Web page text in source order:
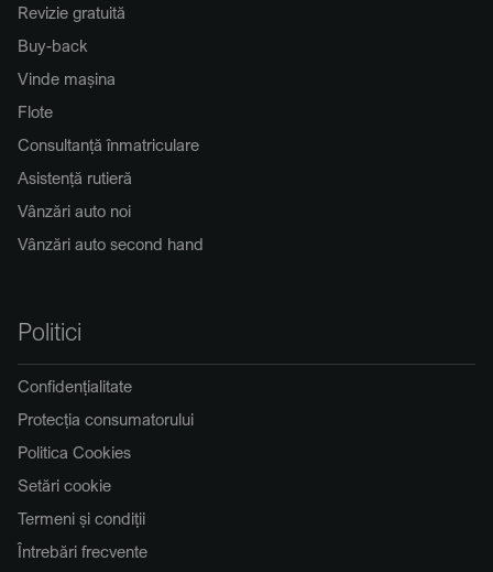
Revizie gratuită
Buy-back
Vinde mașina
Flote
Consultanță înmatriculare
Asistență rutieră
Vânzări auto noi
Vânzări auto second hand
Politici
Confidențialitate
Protecția consumatorului
Politica Cookies
Setări cookie
Termeni și condiții
Întrebări frecvente